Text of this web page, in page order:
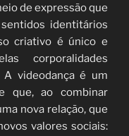
de expressão que
identitários
criativo é único e
corporalidades
videodança é um
que, ao combinar
nova relação, que
valores sociais: